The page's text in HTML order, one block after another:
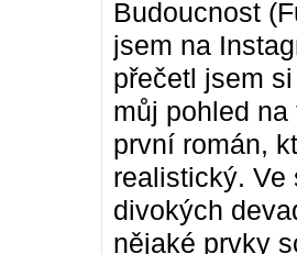
Budoucnost
jsem na
přečetl jsem
můj pohled
první román,
realistický.
divokých
nějaké prvky